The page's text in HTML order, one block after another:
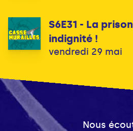
S6E31 - La
indignité !
vendredi 29 mai
Nous